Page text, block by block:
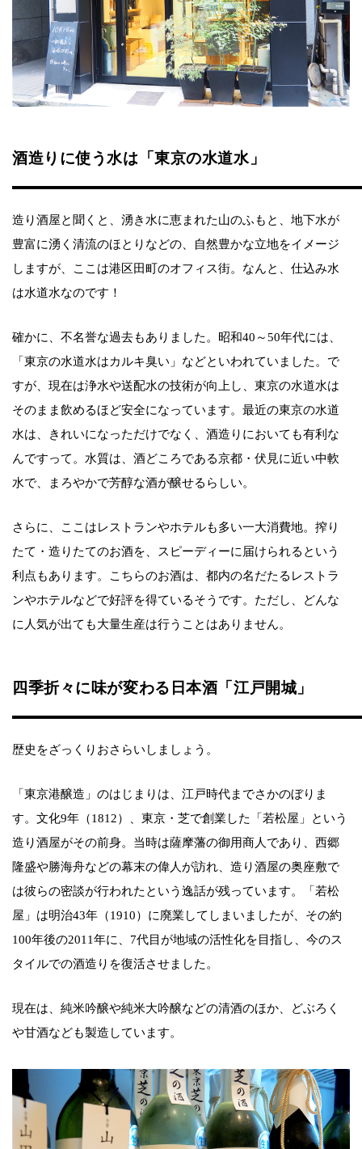
酒造りに使う水は「東京の水道水」
造り酒屋と聞くと、湧き水に恵まれた山のふもと、地下水が
豊富に湧く清流のほとりなどの、自然豊かな立地をイメージ
しますが、ここは港区田町のオフィス街。なんと、仕込み水
は水道水なのです！
確かに、不名誉な過去もありました。昭和40～50年代には、
「東京の水道水はカルキ臭い」などといわれていました。で
すが、現在は浄水や送配水の技術が向上し、東京の水道水は
そのまま飲めるほど安全になっています。最近の東京の水道
水は、きれいになっただけでなく、酒造りにおいても有利な
んですって。水質は、酒どころである京都・伏見に近い中軟
水で、まろやかで芳醇な酒が醸せるらしい。
さらに、ここはレストランやホテルも多い一大消費地。搾り
たて・造りたてのお酒を、スピーディーに届けられるという
利点もあります。こちらのお酒は、都内の名だたるレストラ
ンやホテルなどで好評を得ているそうです。ただし、どんな
に人気が出ても大量生産は行うことはありません。
四季折々に味が変わる日本酒「江戸開城」
歴史をざっくりおさらいしましょう。
「東京港醸造」のはじまりは、江戸時代までさかのぼりま
す。文化9年（1812）、東京・芝で創業した「若松屋」という
造り酒屋がその前身。当時は薩摩藩の御用商人であり、西郷
隆盛や勝海舟などの幕末の偉人が訪れ、造り酒屋の奥座敷で
は彼らの密談が行われたという逸話が残っています。「若松
屋」は明治43年（1910）に廃業してしまいましたが、その約
100年後の2011年に、7代目が地域の活性化を目指し、今のス
タイルでの酒造りを復活させました。
現在は、純米吟醸や純米大吟醸などの清酒のほか、どぶろく
や甘酒なども製造しています。